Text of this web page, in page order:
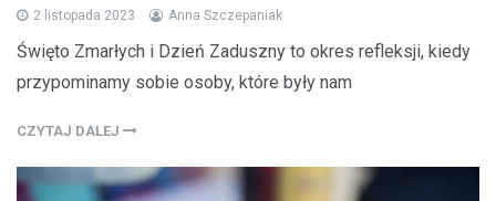
2 listopada 2023 Anna Szczepaniak
Święto Zmarłych i Dzień Zaduszny to okres refleksji, kiedy
przypominamy sobie osoby, które były nam
CZYTAJ DALEJ